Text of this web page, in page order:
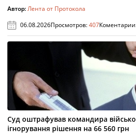
Автор:Лента от Протокола
06.08.2026Просмотров:407
Суд оштрафував командира
ігнорування рішення на 66 560 грн